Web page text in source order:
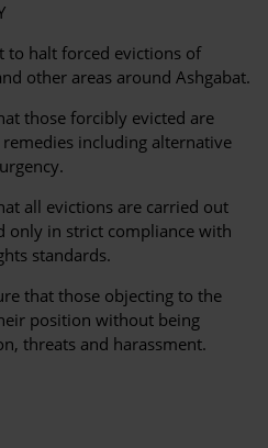
to halt forced evictions of
other areas around Ashgabat.
those forcibly evicted are
including alternative
all evictions are carried out
only in strict compliance with
standards.
that those objecting to the
position without being
threats and harassment.